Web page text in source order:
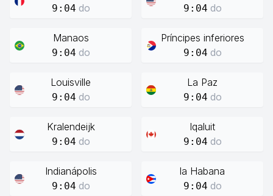
9:04 do 9:04 do
Manaos
9:04 do
Príncipes inferiores
9:04 do
Louisville
9:04 do
La Paz
9:04 do
Kralendeijk
9:04 do
Iqaluit
9:04 do
Indianápolis
9:04 do
la Habana
9:04 do